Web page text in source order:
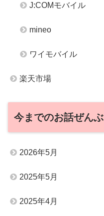
J:COMモバイル
mineo
ワイモバイル
楽天市場
今までのお話ぜんぶ
2026年5月
2025年5月
2025年4月